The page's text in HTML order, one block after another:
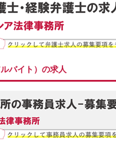
バイト）の求人